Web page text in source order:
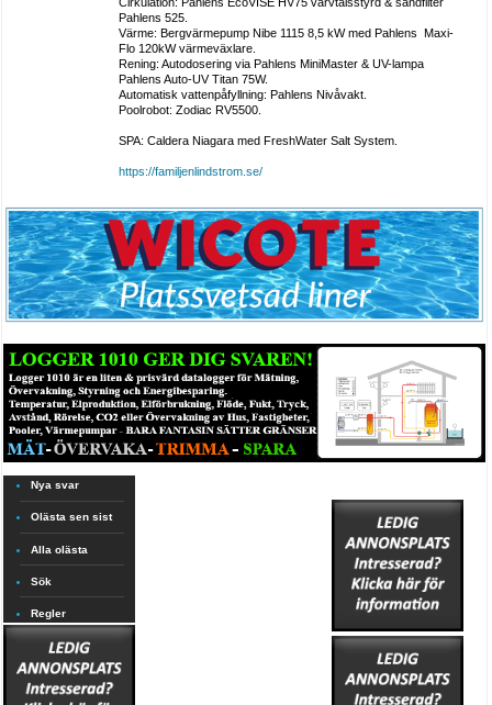
Pahlens 525.
Värme: Bergvärmepump Nibe 1115 8,5 kW med Pahlens Maxi-
Flo 120kW värmeväxlare.
Rening: Autodosering via Pahlens MiniMaster & UV-lampa
Pahlens Auto-UV Titan 75W.
Automatisk vattenpåfyllning: Pahlens Nivåvakt.
Poolrobot: Zodiac RV5500.
SPA: Caldera Niagara med FreshWater Salt System.
https://familjenlindstrom.se/
Nya svar
Olästa sen sist
Alla olästa
Sök
Regler